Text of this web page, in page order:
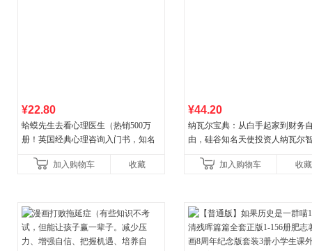
¥22.80
蛤蟆先生去看心理医生（热销500万
册！英国经典心理咨询入门书，知名
加入购物车
收藏
¥44.20
纳瓦尔宝典：从白手起家到财务
由，硅谷知名天使投资人纳瓦尔
加入购物车
收藏